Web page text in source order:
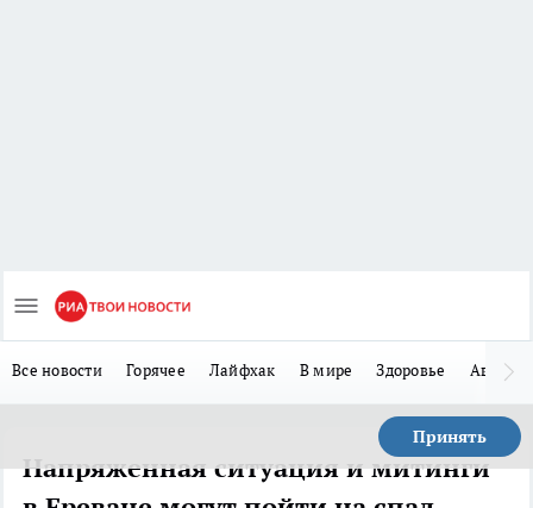
Все новости Горячее Лайфхак В мире Здоровье Авто
Принять
Напряженная ситуация и митинги